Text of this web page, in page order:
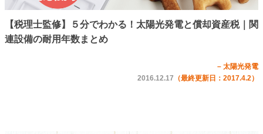
【税理士監修】５分でわかる！太陽光発電と償却資産税｜関
連設備の耐用年数まとめ
– 太陽光発電
2016.12.17 （最終更新日：2017.4.2）